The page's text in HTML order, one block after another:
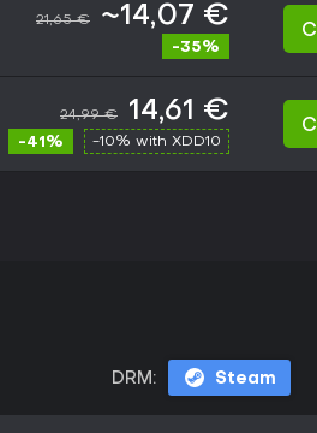
21,65 € ~14,07 €
-35%
24,99 € 14,61 €
-41% -10% with XDD10
DRM: Steam